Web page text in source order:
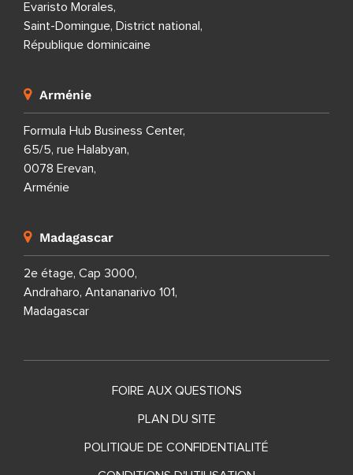
Evaristo Morales,
Saint-Domingue, District national,
République dominicaine
Arménie
Formula Hub Business Center,
65/5, rue Halabyan,
0078 Erevan,
Arménie
Madagascar
2e étage, Cap 3000,
Andraharo, Antananarivo 101,
Madagascar
FOIRE AUX QUESTIONS
PLAN DU SITE
POLITIQUE DE CONFIDENTIALITÉ